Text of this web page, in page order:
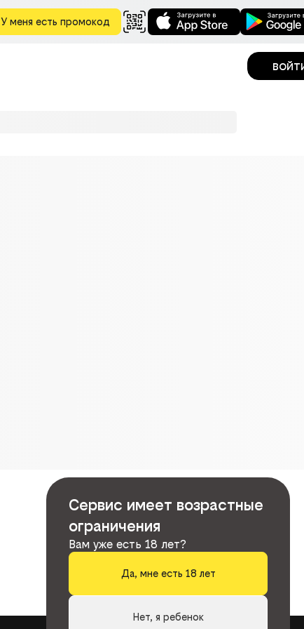
У меня есть промокод
Сервис имеет возрастные
ограничения
Вам уже есть 18 лет?
Да, мне есть 18 лет
Нет, я ребенок